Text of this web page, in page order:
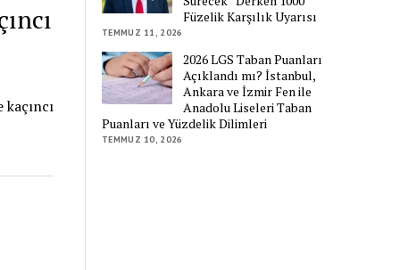
Füzelik Karşılık Uyarısı
TEMMUZ 11, 2026
2026 LGS Taban Puanları
Açıklandı mı? İstanbul,
Ankara ve İzmir Fen ile
Anadolu Liseleri Taban
Puanları ve Yüzdelik Dilimleri
TEMMUZ 10, 2026